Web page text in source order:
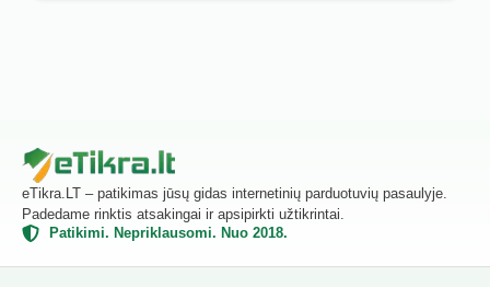
eTikra.LT – patikimas jūsų gidas internetinių parduotuvių pasaulyje.
Padedame rinktis atsakingai ir apsipirkti užtikrintai.
Patikimi. Nepriklausomi. Nuo 2018.